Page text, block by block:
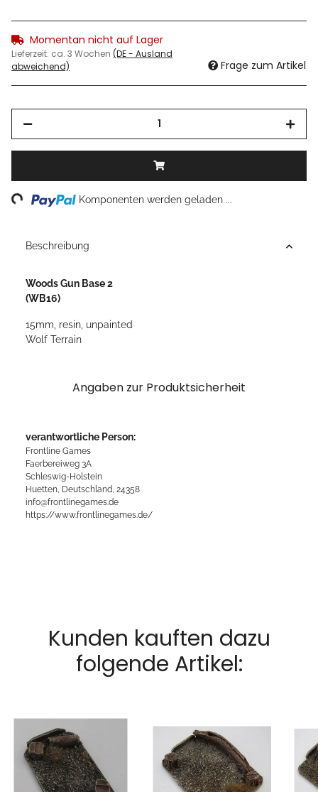
Momentan nicht auf Lager
Lieferzeit: ca. 3 Wochen (DE - Ausland
abweichend)
Frage zum Artikel
Komponenten werden geladen ...
Beschreibung
Woods Gun Base 2
(WB16)
15mm, resin, unpainted
Wolf Terrain
Angaben zur Produktsicherheit
verantwortliche Person:
Frontline Games
Faerbereiweg 3A
Schleswig-Holstein
Huetten, Deutschland, 24358
info@frontlinegames.de
https://www.frontlinegames.de/
Kunden kauften dazu
folgende Artikel: